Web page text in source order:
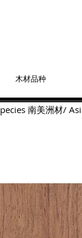
木材品种
南美洲材/